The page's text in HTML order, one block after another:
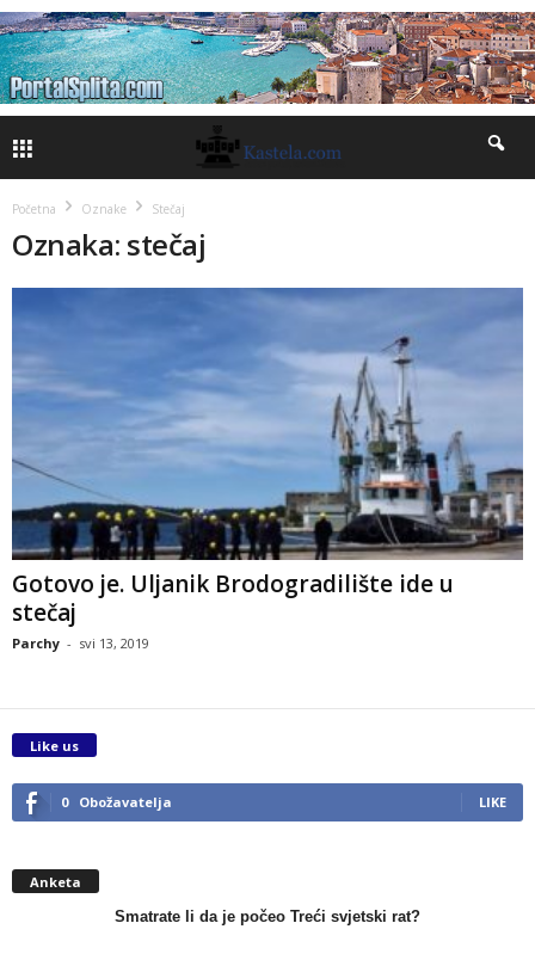
Početna Oznake Stečaj
Oznaka: stečaj
Gotovo je. Uljanik Brodogradilište ide u
stečaj
Parchy - svi 13, 2019
Like us
0 Obožavatelja LIKE
Anketa
Smatrate li da je počeo Treći svjetski rat?